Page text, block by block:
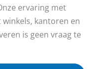
ervaring met
kantoren en
is geen vraag te